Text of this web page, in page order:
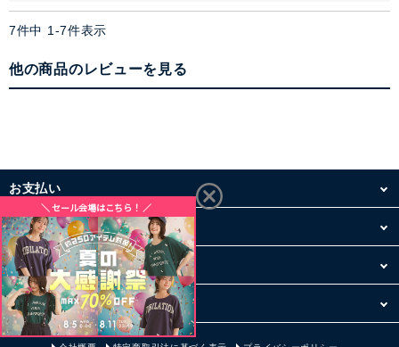
7件中 1-7件表示
他の商品のレビューを見る
お支払い
配送・送料
お買い物について
その他